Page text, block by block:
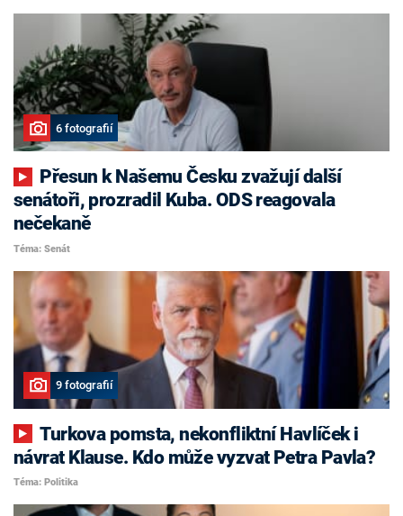
6 fotografií
senátoři, prozradil Kuba. ODS reagovala
nečekaně
Téma: Senát
9 fotografií
Turkova pomsta, nekonfliktní Havlíček i
návrat Klause. Kdo může vyzvat Petra Pavla?
Téma: Politika